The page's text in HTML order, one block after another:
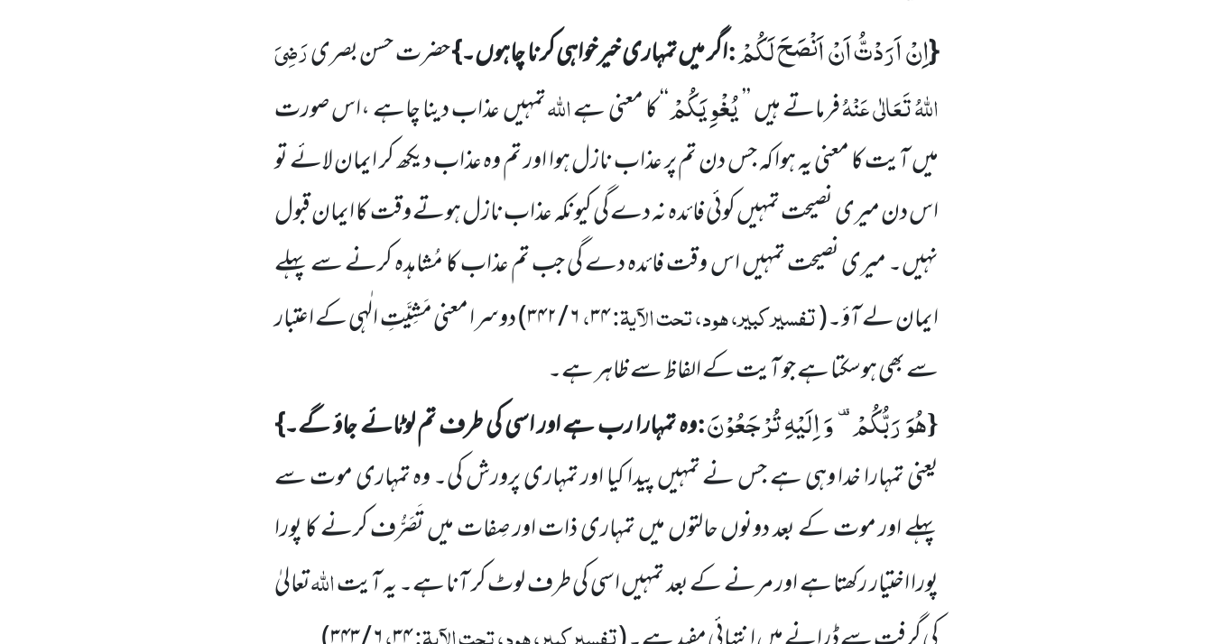
{اِنْ اَرَدْتُّ اَنْ اَنْصَحَ لَكُمْ:اگر میں تمہاریخیرخواہی کرنا چاہوں۔}حضرت حسن بصریرَضِیَ
اللہُ تَعَالٰی عَنْہُفرماتےہیں ’’یُغْوِیَكُمْ‘‘ کا معنی ہےاللہتمہیں عذاب دینا چاہے ،اس صورت
میں آیت کا معنی یہ ہوا کہ جس دن تم پر عذاب نازلہوا اور تم وہ عذاب دیکھ کر ایمان لائے تو
اس دن میری نصیحت تمہیں کوئی فائدہ نہ دے گی کیونکہ عذاب نازل ہوتے وقتکا ایمان قبول
نہیں۔ میری نصیحت تمہیں اس وقت فائدہ دے گی جب تم عذاب کا مُشاہدہ کرنے سے پہلے
ایمان لے آؤ۔(تفسیر کبیر، ہود، تحت الآیۃ:۳۴،۶/۳۴۲)دوسرا معنی مَشِیَّتِ الٰہی کے اعتبار
سے بھی ہوسکتا ہے جو آیت کے الفاظ سے ظاہر ہے۔
{هُوَ رَبُّكُمْ-وَ اِلَیْهِ تُرْجَعُوْنَ:وہ تمہارا رب ہے اور اسی کی طرف تم لوٹائے جاؤگے۔}
یعنی تمہارا خدا وہی ہے جسنےتمہیں پیدا کیا اور تمہاری پرورش کی۔ وہ تمہاری موت سے
پہلے اور موت کے بعد دونوں حالتوں میں تمہاری ذات اور صِفات میں تَصَرُّف کرنے کا پورا
پورا اختیار رکھتا ہے اور مرنے کے بعد تمہیں اسی کی طرف لوٹ کر آنا ہے۔ یہ آیتاللہتعالیٰ